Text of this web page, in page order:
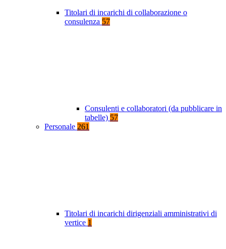
Titolari di incarichi di collaborazione o
consulenza 57
Consulenti e collaboratori (da pubblicare in
tabelle) 57
Personale 261
Titolari di incarichi dirigenziali amministrativi di
vertice 1